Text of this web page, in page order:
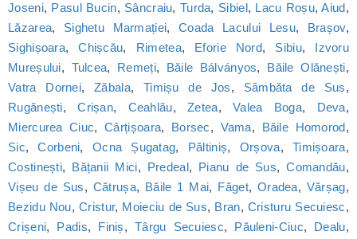
Joseni, Pasul Bucin, Sâncraiu, Turda, Sibiel, Lacu Roșu,Aiud,
Lăzarea, Sighetu Marmației,Coada Lacului Lesu, Brașov,
Sighișoara,Chișcău, Rimetea, Eforie Nord, Sibiu, Izvoru
Mureșului, Tulcea, Remeți, Băile Bálványos, Băile Olănești,
Vatra Dornei,Zăbala, Timișu de Jos, Sâmbăta de Sus,
Rugănești,Crișan, Ceahlău,Zetea,Valea Boga, Deva,
Miercurea Ciuc,Cârțișoara, Borsec, Vama, Băile Homorod,
Sic,Corbeni, Ocna Șugatag, Păltiniș, Orșova, Timișoara,
Costinești, Bățanii Mici, Predeal, Pianu de Sus,Comandău,
Vișeu de Sus, Cătrușa, Băile 1 Mai, Făget, Oradea, Vărșag,
Bezidu Nou,Cristur, Moieciu de Sus, Bran, Cristuru Secuiesc,
Crișeni, Padis, Finiș,Târgu Secuiesc, Păuleni-Ciuc, Dealu,